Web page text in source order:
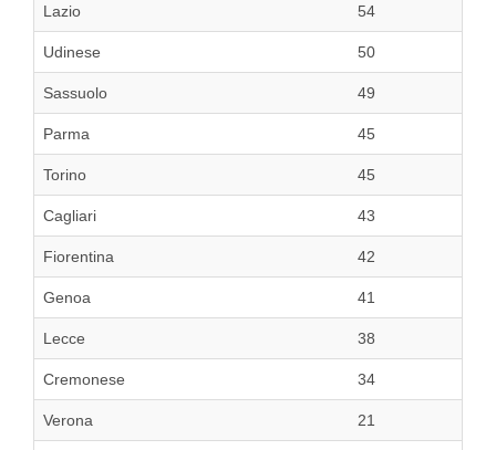
Lazio 54
Udinese 50
Sassuolo 49
Parma 45
Torino 45
Cagliari 43
Fiorentina 42
Genoa 41
Lecce 38
Cremonese 34
Verona 21